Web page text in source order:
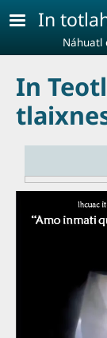
Pasar al
In
Náhuatl
In